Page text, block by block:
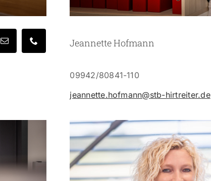
Jeannette Hofmann
09942/80841-110
jeannette.hofmann@stb-hirtreiter.de